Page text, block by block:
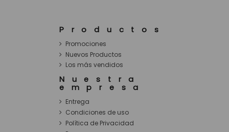
Productos
Promociones
Nuevos Productos
Los más vendidos
Nuestra
empresa
Entrega
Condiciones de uso
Política de Privacidad